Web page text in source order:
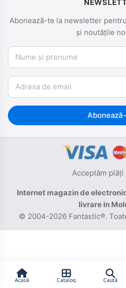
Acasă Catalog Caută
Abonează-te la newsletter
și noutățile
Nume și prenume
Email
Acceptăm plăți
Internet magazin de
livrare in
© 2004-2026 Fantastic®.